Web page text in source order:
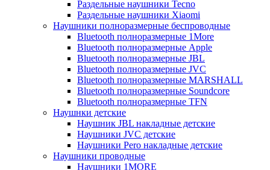
Раздельные наушники Tecno
Раздельные наушники Xiaomi
Наушники полноразмерные беспроводные
Bluetooth полноразмерные 1More
Bluetooth полноразмерные Apple
Bluetooth полноразмерные JBL
Bluetooth полноразмерные JVC
Bluetooth полноразмерные MARSHALL
Bluetooth полноразмерные Soundcore
Bluetooth полноразмерные TFN
Наушнки детские
Наушник JBL накладные детские
Наушники JVC детские
Наушники Pero накладные детские
Наушники проводные
Наушники 1MORE